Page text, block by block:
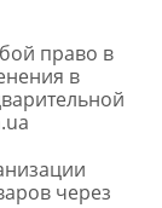
право в
в
через